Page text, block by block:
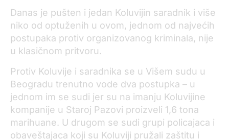
Danas je pušten i jedan Koluvijin saradnik i više
niko od optuženih u ovom, jednom od najvećih
postupaka protiv organizovanog kriminala, nije
u klasičnom pritvoru.
Protiv Koluvije i saradnika se u Višem sudu u
Beogradu trenutno vode dva postupka – u
jednom im se sudi jer su na imanju Koluvijine
kompanije u Staroj Pazovi proizveli 1,6 tona
marihuane. U drugom se sudi grupi policajaca i
obaveštajaca koji su Koluviji pružali zaštitu i